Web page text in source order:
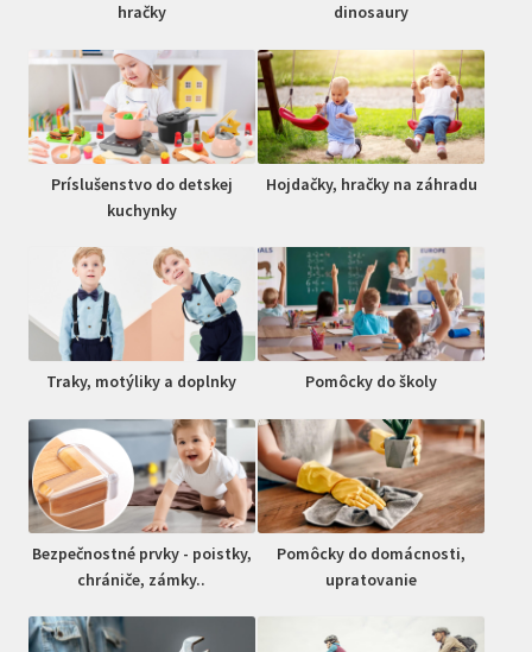
hračky
dinosaury
Príslušenstvo do detskej
kuchynky
Hojdačky, hračky na záhradu
Traky, motýliky a doplnky Pomôcky do školy
Bezpečnostné prvky - poistky,
chrániče, zámky..
Pomôcky do domácnosti,
upratovanie